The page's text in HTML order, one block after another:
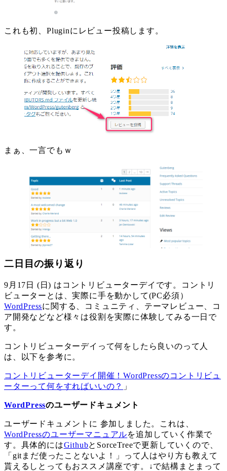
これも初、Pluginにレビュー投稿します。
まぁ、一言でもｗ
二日目の振り返り
9月17日 (日) はコントリビューターデイです。コントリ
ビューターとは、実際に手を動かして(PC必須）
WordPressに関する、コミュニティ、テーマレビュー、コ
ア開発などなど様々は役割を実際に体験してみる一日で
す。
コントリビューターデイって何をしたら良いのって人
は、以下を参考に。
コントリビューターデイ開催！WordPressのコントリビュ
ーターって何をすればいいの？ 」
WordPressのユーザードキュメント
ユーザードキュメントに 参加しました。これは、
WordPressのユーザーマニュアルを追加していく作業で
す。具体的にはGithubとSorceTreeで更新していくので、
「gitまだ使ったことないよ！」って人はやり方も教えて
貰えるしとってもおススメ講座です。↓で結構まとまって